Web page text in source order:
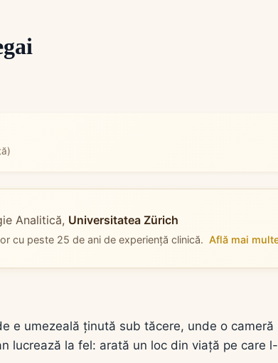
Analitică, Universitatea Zürich
cu peste 25 de ani de experiență clinică. Află mai
e umezeală ținută sub tăcere, unde o
lucrează la fel: arată un loc din viață pe care